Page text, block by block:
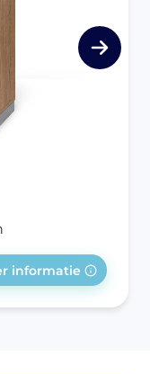
informatie